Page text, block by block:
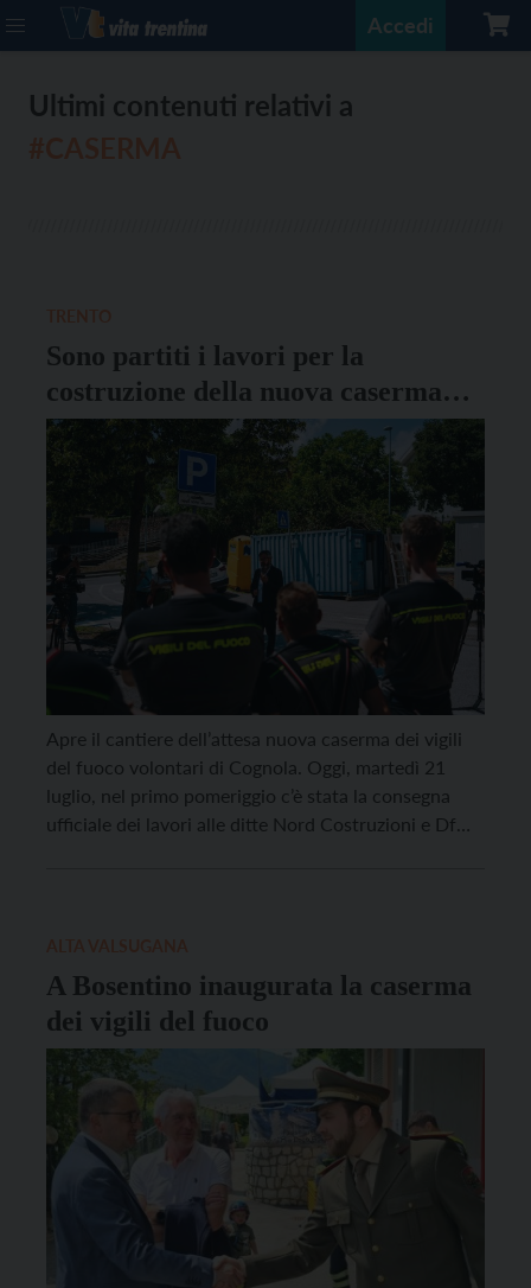
Accedi
Ultimi contenuti relativi a
Sono partiti i lavori per la
costruzione della nuova caserma
dei vigili del fuoco di Cognola
Apre il cantiere dell’attesa nuova caserma dei vigili
del fuoco volontari di Cognola. Oggi, martedì 21
luglio, nel primo pomeriggio c’è stata la consegna
ufficiale dei lavori alle ditte Nord Costruzioni e Df
A Bosentino inaugurata la caserma
dei vigili del fuoco